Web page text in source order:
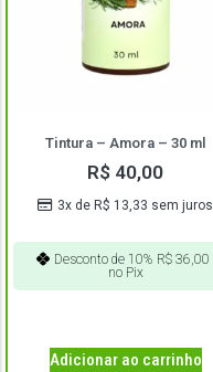
Tintura – Amora – 30 ml
R$ 40,00
3x deR$ 13,33 sem juros
Desconto de 10% R$ 36,00
no Pix
Adicionar ao carrinho